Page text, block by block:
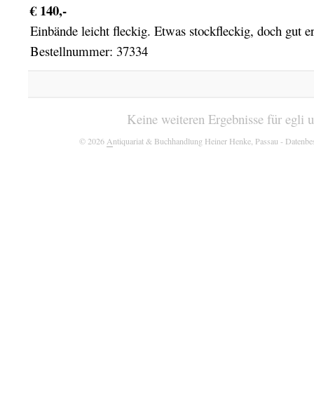
€ 140,-
Einbände leicht fleckig. Etwas stockfleckig, doch gut
Bestellnummer: 37334
Keine weiteren Ergebnisse für egli
© 2026Antiquariat & Buchhandlung Heiner Henke, Passau -